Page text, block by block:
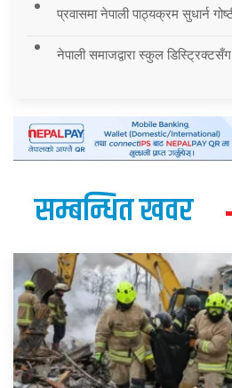
प्रवासमा नेपाली पाठ्यक्रम सुधार्न
नेपाली समाजद्वारा स्कुल
सम्बन्धित खवर